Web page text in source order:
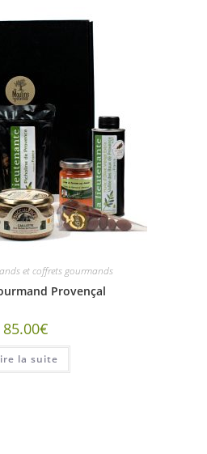
et coffrets gourmands
Provençal
85.00€
la suite